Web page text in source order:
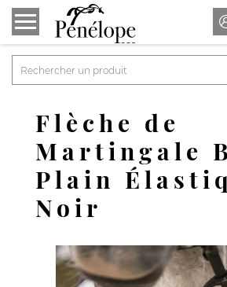
Flèche de
Martingale
Plain
Noir